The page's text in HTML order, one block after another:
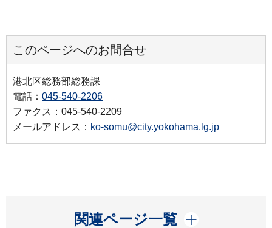
このページへのお問合せ
港北区総務部総務課
電話： 045-540-2206
ファクス：045-540-2209
メールアドレス： ko-somu@city.yokohama.lg.jp
関連ページ一覧
開く